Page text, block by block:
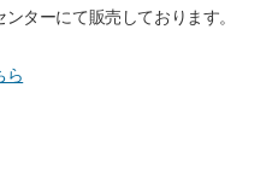
ターにて販売しております。
ら